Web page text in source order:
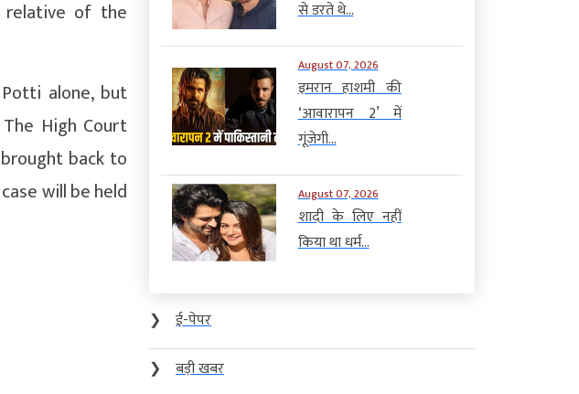
relative of the
alone, but
High Court
back to
will be held
से डरते थे...
August 07, 2026
इमरान हाशमी की
‘आवारापन 2’ में
गूंजेगी...
August 07, 2026
शादी के लिए नहीं
किया था धर्म...
❯
ई-पेपर
❯
बड़ी खबर